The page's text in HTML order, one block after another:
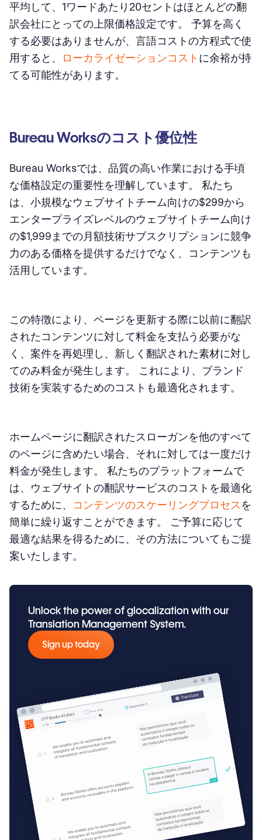
平均して、1ワードあたり20セントはほとんどの翻
訳会社にとっての上限価格設定です。 予算を高く
する必要はありませんが、言語コストの方程式で使
用すると、
ローカライゼーションコスト に余裕が持
てる可能性があります。
Bureau Worksのコスト優位性
Bureau Worksでは、品質の高い作業における手頃
な価格設定の重要性を理解しています。 私たち
は、小規模なウェブサイトチーム向けの$299から
エンタープライズレベルのウェブサイトチーム向け
の$1,999までの月額技術サブスクリプションに競争
力のある価格を提供するだけでなく、コンテンツも
活用しています。
この特徴により、ページを更新する際に以前に翻訳
されたコンテンツに対して料金を支払う必要がな
く、案件を再処理し、新しく翻訳された素材に対し
てのみ料金が発生します。 これにより、ブランド
技術を実装するためのコストも最適化されます。
ホームページに翻訳されたスローガンを他のすべて
のページに含めたい場合、それに対しては一度だけ
料金が発生します。 私たちのプラットフォームで
は、ウェブサイトの翻訳サービスのコストを最適化
するために、 コンテンツのスケーリングプロセス を
簡単に繰り返すことができます。 ご予算に応じて
最適な結果を得るために、その方法についてもご提
案いたします。
Unlock the power of glocalization with our
Translation Management System.
Sign up today